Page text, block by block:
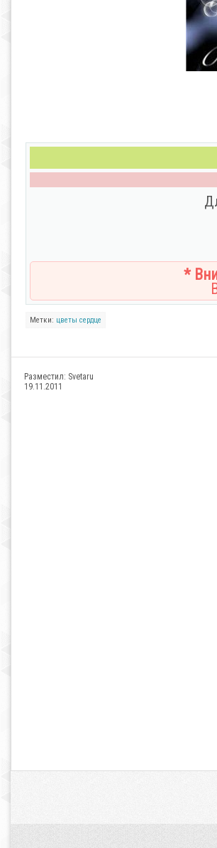
*
Метки: цветы сердце
Разместил: Svetaru
19.11.2011